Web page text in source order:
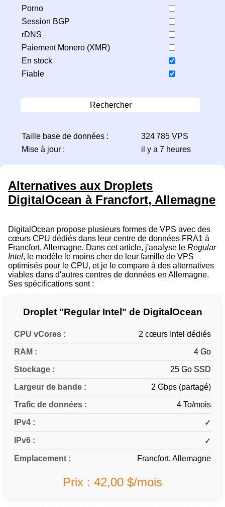
Porno
Session BGP
rDNS
Paiement Monero (XMR)
En stock
Fiable
Rechercher
Taille base de données :
324 785 VPS
Mise à jour :
il y a 7 heures
Alternatives aux Droplets
DigitalOcean à Francfort, Allemagne
DigitalOcean propose plusieurs formes de VPS avec des
cœurs CPU dédiés dans leur centre de données FRA1 à
Francfort, Allemagne. Dans cet article, j'analyse le Regular
Intel, le modèle le moins cher de leur famille de VPS
optimisés pour le CPU, et je le compare à des alternatives
viables dans d'autres centres de données en Allemagne.
Ses spécifications sont :
Droplet "Regular Intel" de DigitalOcean
CPU vCores : 2 cœurs Intel dédiés
RAM : 4 Go
Stockage : 25 Go SSD
Largeur de bande : 2 Gbps (partagé)
Trafic de données : 4 To/mois
IPv4 : ✓
IPv6 : ✓
Emplacement : Francfort, Allemagne
Prix : 42,00 $/mois